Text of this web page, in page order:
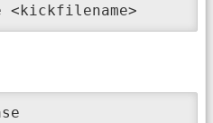
<kickfilename>